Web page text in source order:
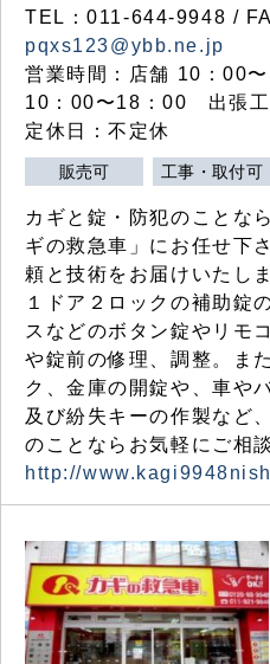
TEL：011-644-9948 /
pqxs123@ybb.ne.jp
営業時間：店舗 10：00
10：00〜18：00 出張工
定休日：不定休
販売可 工事・取付可
カギと錠・防犯のことな
ギの救急車」にお任せ下
頼と技術をお届けいたしま
１ドア２ロックの補助錠
スなどのボタン錠やリモ
や錠前の修理、調整。ま
ク、金庫の開錠や、車や
及び紛失キーの作製など
のことならお気軽にご相
http://